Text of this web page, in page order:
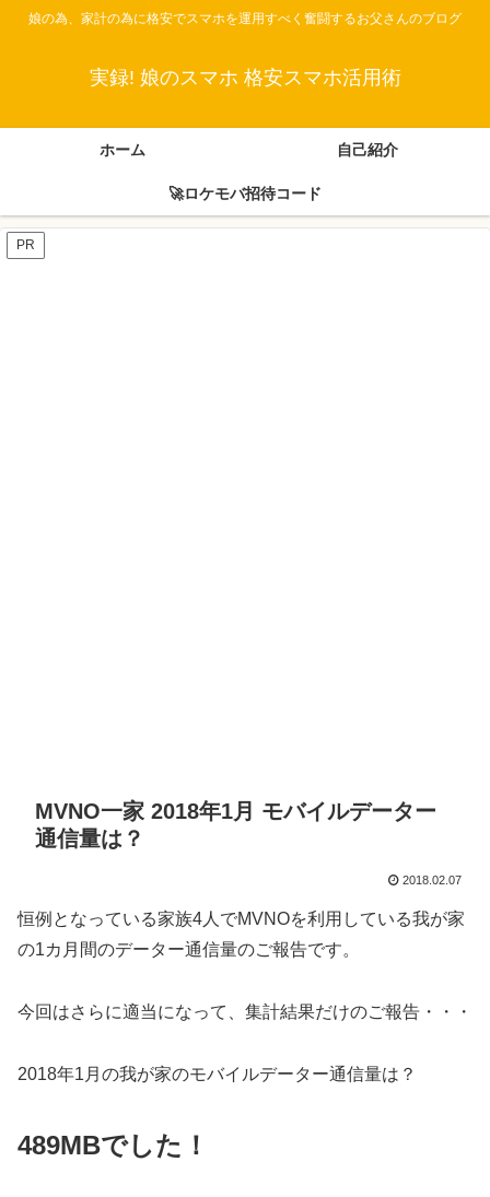
娘の為、家計の為に格安でスマホを運用すべく奮闘するお父さんのブログ
実録! 娘のスマホ 格安スマホ活用術
ホーム 自己紹介
🚀ロケモバ招待コード
PR
MVNO一家 2018年1月 モバイルデーター
通信量は？
2018.02.07
恒例となっている家族4人でMVNOを利用している我が家
の1カ月間のデーター通信量のご報告です。
今回はさらに適当になって、集計結果だけのご報告・・・
2018年1月の我が家のモバイルデーター通信量は？
489MBでした！